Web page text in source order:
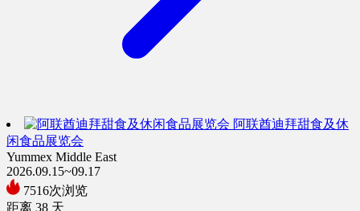
阿联酋迪拜甜食及休
闲食品展览会
Yummex Middle East
2026.09.15~09.17
7516次浏览
距离 38 天